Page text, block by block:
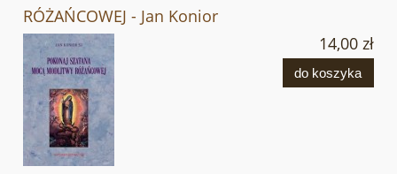
RÓŻAŃCOWEJ - Jan Konior
14,00 zł
do koszyka